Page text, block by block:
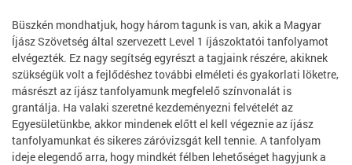
Büszkén mondhatjuk, hogy három tagunk is van, akik a Magyar
Íjász Szövetség által szervezett Level 1 íjászoktatói tanfolyamot
elvégezték. Ez nagy segítség egyrészt a tagjaink részére, akiknek
szükségük volt a fejlődéshez további elméleti és gyakorlati löketre,
másrészt az íjász tanfolyamunk megfelelő színvonalát is
grantálja. Ha valaki szeretné kezdeményezni felvételét az
Egyesületünkbe, akkor mindenek előtt el kell végeznie az íjász
tanfolyamunkat és sikeres záróvizsgát kell tennie. A tanfolyam
ideje elegendő arra, hogy mindkét félben lehetőséget hagyjunk a